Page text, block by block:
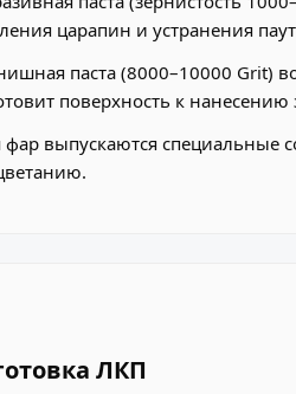
царапин и устранения
паста (8000–10000 Grit)
поверхность к
фар выпускаются специальные
ЛКП